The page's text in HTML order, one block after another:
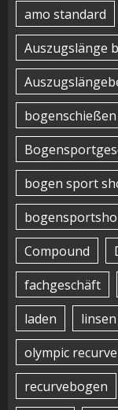
amo standard
Auszugslänge
bogenschießen
bogen sport
Compound
fachgeschäft
laden
linsen
olympic recurve
recurvebogen